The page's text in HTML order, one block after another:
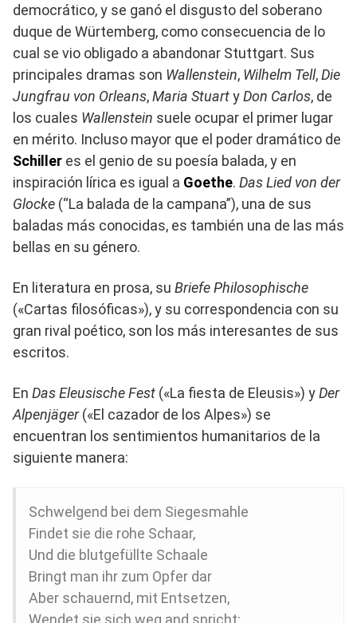
democrático, y se ganó el disgusto del soberano
duque de Würtemberg, como consecuencia de lo
cual se vio obligado a abandonar Stuttgart. Sus
principales dramas son Wallenstein, Wilhelm Tell,Die
Jungfrau von Orleans,Maria StuartyDon Carlos, de
los cuales Wallenstein suele ocupar el primer lugar
en mérito. Incluso mayor que el poder dramático de
Schiller es el genio de su poesía balada, y en
inspiración lírica es igual a Goethe. Das Lied von der
Glocke (“La balada de la campana”), una de sus
baladas más conocidas, es también una de las más
bellas en su género.
En literatura en prosa, su Briefe Philosophische
(«Cartas filosóficas»), y su correspondencia con su
gran rival poético, son los más interesantes de sus
escritos.
En Das Eleusische Fest («La fiesta de Eleusis») yDer
Alpenjäger(«El cazador de los Alpes») se
encuentran los sentimientos humanitarios de la
siguiente manera:
Schwelgend bei dem Siegesmahle
Findet sie die rohe Schaar,
Und die blutgefüllte Schaale
Bringt man ihr zum Opfer dar
Aber schauernd, mit Entsetzen,
Wendet sie sich weg and spricht: